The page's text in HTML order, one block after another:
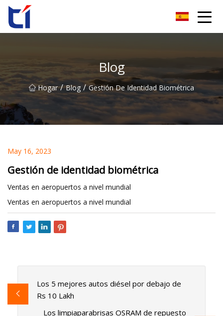
Blog
Hogar / Blog / Gestión De Identidad Biométrica
May 16, 2023
Gestión de identidad biométrica
Ventas en aeropuertos a nivel mundial
Ventas en aeropuertos a nivel mundial
Los 5 mejores autos diésel por debajo de
Rs 10 Lakh
Los limpiaparabrisas OSRAM de repuesto